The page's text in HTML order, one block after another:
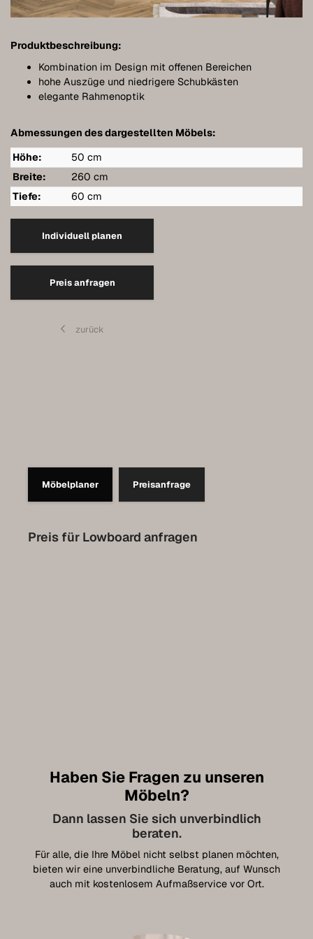
Produktbeschreibung:
Kombination im Design mit offenen Bereichen
hohe Auszüge und niedrigere Schubkästen
elegante Rahmenoptik
Abmessungen des dargestellten Möbels:
Höhe:
50 cm
Breite:
260 cm
Tiefe:
60 cm
Individuell planen
Preis anfragen
zurück
Möbelplaner Preisanfrage
Preis für Lowboard anfragen
Haben Sie Fragen zu unseren
Möbeln?
Dann lassen Sie sich unverbindlich
beraten.
Für alle, die Ihre Möbel nicht selbst planen möchten,
bieten wir eine unverbindliche Beratung, auf Wunsch
auch mit kostenlosem Aufmaßservice vor Ort.
Möbel individuell planen
Möbel unter Dachschrägen
Hängeboards
Kommoden
Regale
Sideboards
Wandschränke
Referenzen